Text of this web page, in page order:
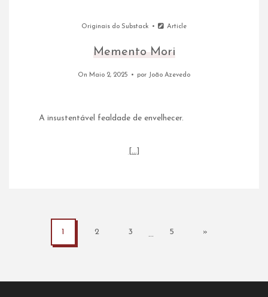
Originais do Substack Article
Memento Mori
On Maio 2, 2025 por João Azevedo
A insustentável fealdade de envelhecer.
[…]
1 2 3 … 5 »